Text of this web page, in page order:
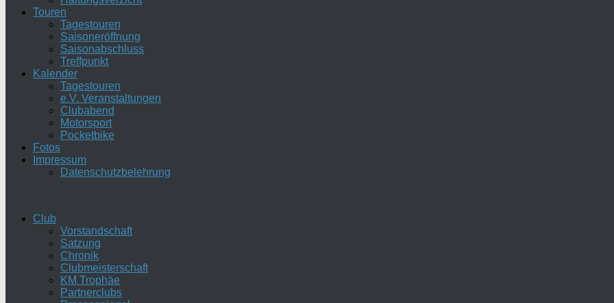
Touren
Tagestouren
Saisoneröffnung
Saisonabschluss
Treffpunkt
Kalender
Tagestouren
e.V. Veranstaltungen
Clubabend
Motorsport
Pocketbike
Fotos
Impressum
Datenschutzbelehrung
Club
Vorstandschaft
Satzung
Chronik
Clubmeisterschaft
KM Trophäe
Partnerclubs